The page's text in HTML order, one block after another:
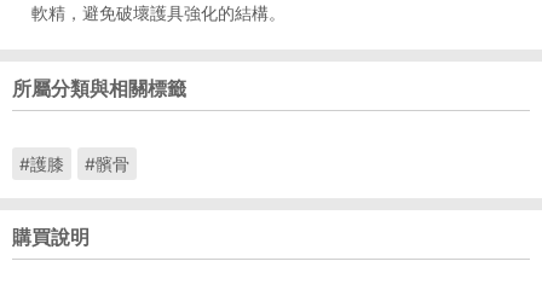
軟精，避免破壞護具強化的結構。
所屬分類與相關標籤
#護膝 #髕骨
購買說明